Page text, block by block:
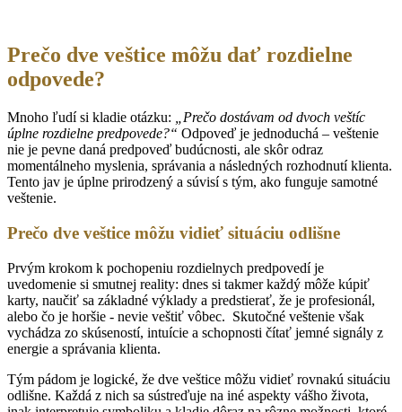
Prečo dve veštice môžu dať rozdielne
odpovede?
Mnoho ľudí si kladie otázku:
„Prečo dostávam od dvoch veštíc
úplne rozdielne predpovede?“ Odpoveď je jednoduchá – veštenie
nie je pevne daná predpoveď budúcnosti, ale skôr odraz
momentálneho myslenia, správania a následných rozhodnutí klienta.
Tento jav je úplne prirodzený a súvisí s tým, ako funguje samotné
veštenie.
Prečo dve veštice môžu vidieť situáciu odlišne
Prvým krokom k pochopeniu rozdielnych predpovedí je
uvedomenie si smutnej reality: dnes si takmer každý môže kúpiť
karty, naučiť sa základné výklady a predstierať, že je profesionál,
alebo čo je horšie - nevie veštiť vôbec. Skutočné veštenie však
vychádza zo skúseností, intuície a schopnosti čítať jemné signály z
energie a správania klienta.
Tým pádom je logické, že dve veštice môžu vidieť rovnakú situáciu
odlišne. Každá z nich sa sústreďuje na iné aspekty vášho života,